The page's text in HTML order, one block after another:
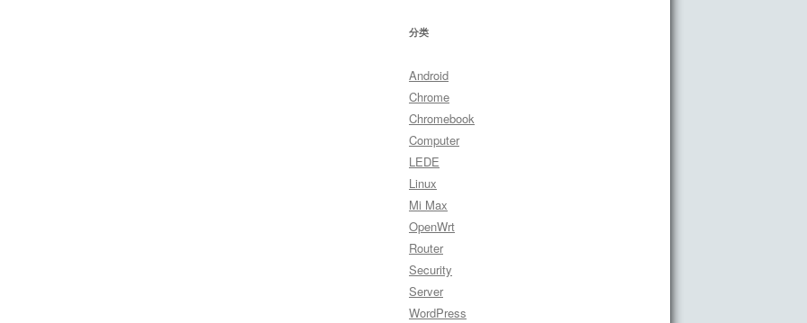
分类
Android
Chrome
Chromebook
Computer
LEDE
Linux
Mi Max
OpenWrt
Router
Security
Server
WordPress